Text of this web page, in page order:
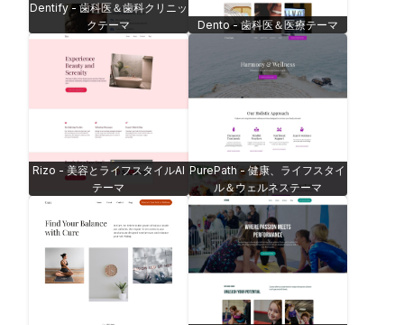
Dentify - 歯科医＆歯科クリニッ
クテーマ
Dento - 歯科医＆医療テーマ
Rizo - 美容とライフスタイルAI
テーマ
PurePath - 健康、ライフスタイ
ル＆ウェルネステーマ